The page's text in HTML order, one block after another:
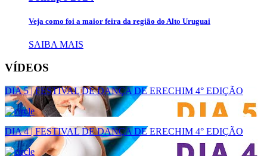
Veja como foi a maior feira da região do Alto Uruguai
SAIBA MAIS
VÍDEOS
DIA 5 | FESTIVAL DE DANÇA DE ERECHIM 4° EDIÇÃO
DIA 4 | FESTIVAL DE DANÇA DE ERECHIM 4° EDIÇÃO